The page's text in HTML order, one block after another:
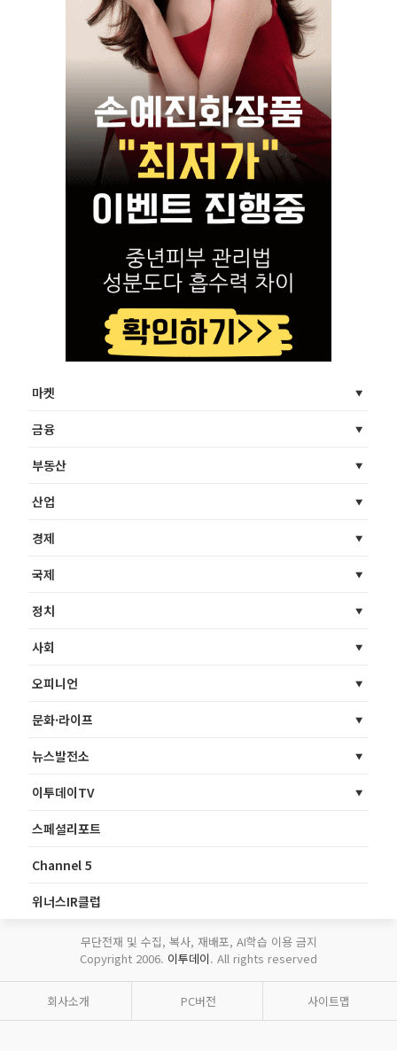
마켓
금융
부동산
산업
경제
국제
정치
사회
오피니언
문화·라이프
뉴스발전소
이투데이TV
스페셜리포트
Channel 5
위너스IR클럽
무단전재 및 수집, 복사, 재배포, AI학습 이용 금지
Copyright 2006. 이투데이. All rights reserved
회사소개 PC버전 사이트맵